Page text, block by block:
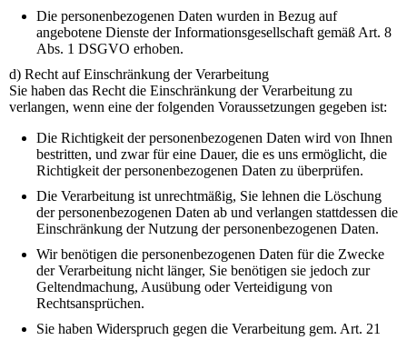
Die personenbezogenen Daten wurden in Bezug auf
angebotene Dienste der Informationsgesellschaft gemäß Art. 8
Abs. 1 DSGVO erhoben.
d) Recht auf Einschränkung der Verarbeitung
Sie haben das Recht die Einschränkung der Verarbeitung zu
verlangen, wenn eine der folgenden Voraussetzungen gegeben ist:
Die Richtigkeit der personenbezogenen Daten wird von Ihnen
bestritten, und zwar für eine Dauer, die es uns ermöglicht, die
Richtigkeit der personenbezogenen Daten zu überprüfen.
Die Verarbeitung ist unrechtmäßig, Sie lehnen die Löschung
der personenbezogenen Daten ab und verlangen stattdessen die
Einschränkung der Nutzung der personenbezogenen Daten.
Wir benötigen die personenbezogenen Daten für die Zwecke
der Verarbeitung nicht länger, Sie benötigen sie jedoch zur
Geltendmachung, Ausübung oder Verteidigung von
Rechtsansprüchen.
Sie haben Widerspruch gegen die Verarbeitung gem. Art. 21